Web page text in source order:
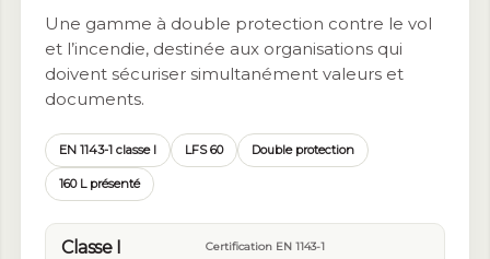
Une gamme à double protection contre le vol
et l’incendie, destinée aux organisations qui
doivent sécuriser simultanément valeurs et
documents.
EN 1143-1 classe I LFS 60 Double protection
160 L présenté
Classe I Certification EN 1143-1